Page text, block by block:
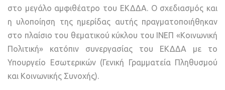
στο μεγάλο αμφιθέατρο του ΕΚΔΔΑ. Ο σχεδιασμός και
η υλοποίηση της ημερίδας αυτής πραγματοποιήθηκαν
στο πλαίσιο του θεματικού κύκλου του ΙΝΕΠ «Κοινωνική
Πολιτική» κατόπιν συνεργασίας του ΕΚΔΔΑ με το
Υπουργείο Εσωτερικών (Γενική Γραμματεία Πληθυσμού
και Κοινωνικής Συνοχής).